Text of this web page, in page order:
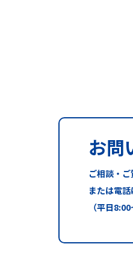
お問
ご相談・
または電話
（平日